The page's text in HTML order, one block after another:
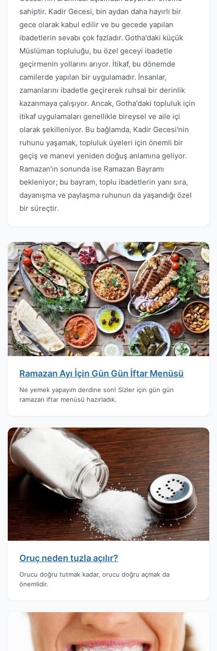
sahiptir. Kadir Gecesi, bin aydan daha hayırlı bir
gece olarak kabul edilir ve bu gecede yapılan
ibadetlerin sevabı çok fazladır. Gotha'daki küçük
Müslüman topluluğu, bu özel geceyi ibadetle
geçirmenin yollarını arıyor. İtikaf, bu dönemde
camilerde yapılan bir uygulamadır. İnsanlar,
zamanlarını ibadetle geçirerek ruhsal bir derinlik
kazanmaya çalışıyor. Ancak, Gotha'daki topluluk için
itikaf uygulamaları genellikle bireysel ve aile içi
olarak şekilleniyor. Bu bağlamda, Kadir Gecesi'nin
ruhunu yaşamak, topluluk üyeleri için önemli bir
geçiş ve manevi yeniden doğuş anlamına geliyor.
Ramazan'ın sonunda ise Ramazan Bayramı
bekleniyor; bu bayram, toplu ibadetlerin yanı sıra,
dayanışma ve paylaşma ruhunun da yaşandığı özel
bir süreçtir.
Ramazan Ayı İçin Gün Gün İftar Menüsü
Ne yemek yapayım derdine son! Sizler için gün gün
ramazan iftar menüsü hazırladık.
Oruç neden tuzla açılır?
Orucu doğru tutmak kadar, orucu doğru açmak da
önemlidir.